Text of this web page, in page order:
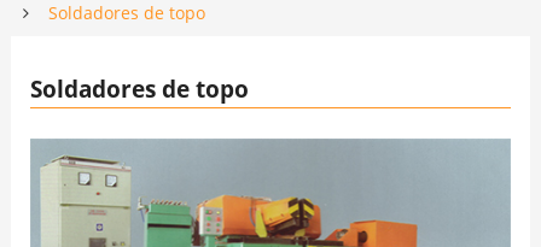
Soldadores de topo
Soldadores de topo